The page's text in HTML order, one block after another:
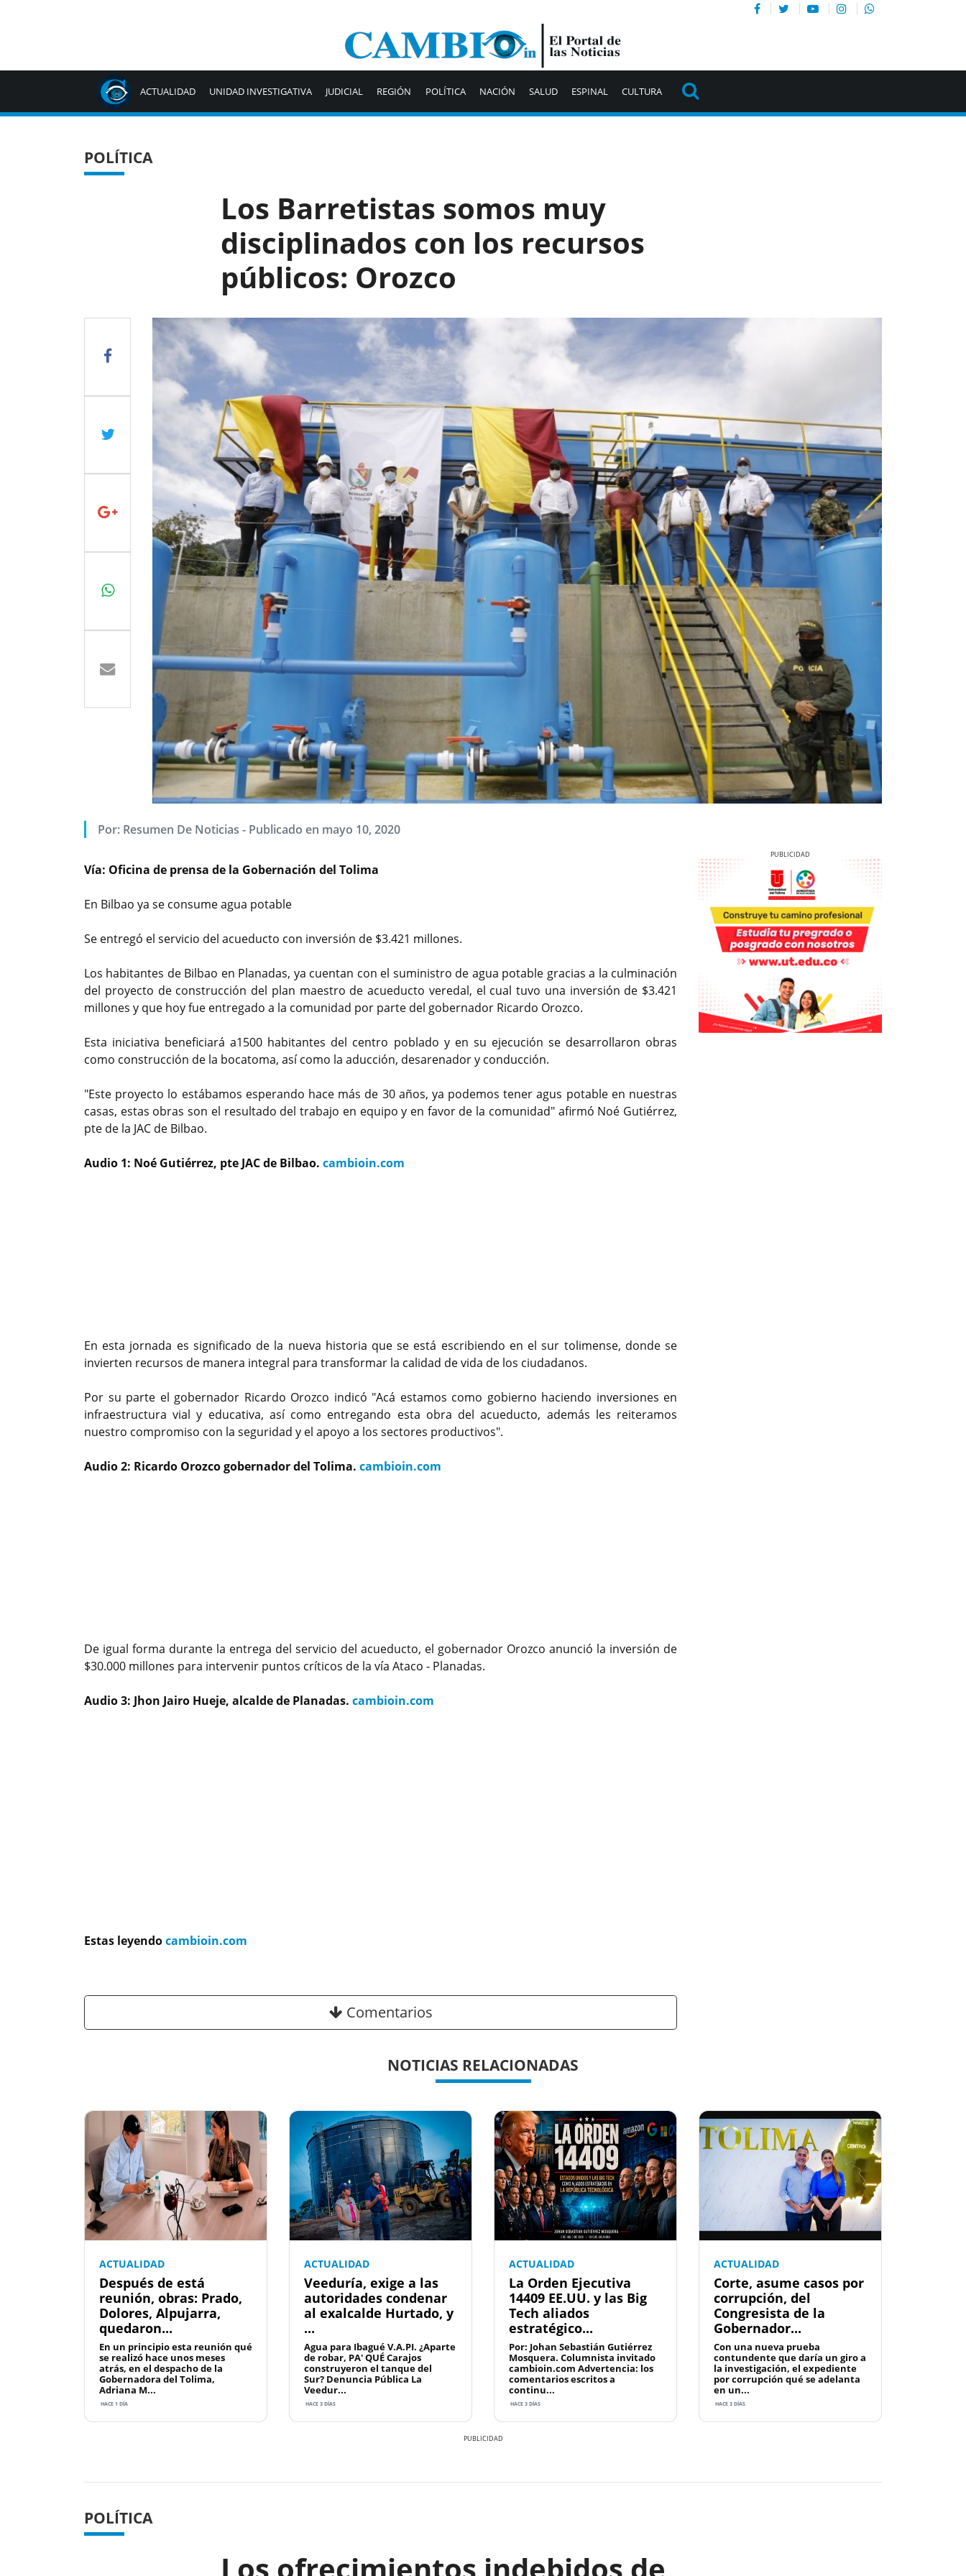
ACTUALIDAD UNIDAD INVESTIGATIVA JUDICIAL REGIÓN POLÍTICA NACIÓN SALUD ESPINAL CULTURA
POLÍTICA
Los Barretistas somos muy
disciplinados con los recursos
públicos: Orozco
Por: Resumen De Noticias - Publicado en mayo 10, 2020
Vía: Oficina de prensa de la Gobernación del Tolima
En Bilbao ya se consume agua potable
Se entregó el servicio del acueducto con inversión de $3.421 millones.
Los habitantes de Bilbao en Planadas, ya cuentan con el suministro de agua potable gracias a la culminación
del proyecto de construcción del plan maestro de acueducto veredal, el cual tuvo una inversión de $3.421
millones y que hoy fue entregado a la comunidad por parte del gobernador Ricardo Orozco.
Esta iniciativa beneficiará a1500 habitantes del centro poblado y en su ejecución se desarrollaron obras
como construcción de la bocatoma, así como la aducción, desarenador y conducción.
"Este proyecto lo estábamos esperando hace más de 30 años, ya podemos tener agus potable en nuestras
casas, estas obras son el resultado del trabajo en equipo y en favor de la comunidad" afirmó Noé Gutiérrez,
pte de la JAC de Bilbao.
Audio 1: Noé Gutiérrez, pte JAC de Bilbao. cambioin.com
En esta jornada es significado de la nueva historia que se está escribiendo en el sur tolimense, donde se
invierten recursos de manera integral para transformar la calidad de vida de los ciudadanos.
Por su parte el gobernador Ricardo Orozco indicó "Acá estamos como gobierno haciendo inversiones en
infraestructura vial y educativa, así como entregando esta obra del acueducto, además les reiteramos
nuestro compromiso con la seguridad y el apoyo a los sectores productivos".
Audio 2: Ricardo Orozco gobernador del Tolima. cambioin.com
De igual forma durante la entrega del servicio del acueducto, el gobernador Orozco anunció la inversión de
$30.000 millones para intervenir puntos críticos de la vía Ataco - Planadas.
Audio 3: Jhon Jairo Hueje, alcalde de Planadas. cambioin.com
Estas leyendocambioin.com
Comentarios
Previous
NOTICIAS RELACIONADAS
ACTUALIDAD
Después de está
reunión, obras: Prado,
Dolores, Alpujarra,
quedaron...
En un principio esta reunión qué
se realizó hace unos meses
atrás, en el despacho de la
Gobernadora del Tolima,
Adriana M...
HACE 1 DÍA
ACTUALIDAD
Veeduría, exige a las
autoridades condenar
al exalcalde Hurtado, y
...
Agua para Ibagué V.A.PI. ¿Aparte
de robar, PA' QUÉ Carajos
construyeron el tanque del
Sur? Denuncia Pública La
Veedur...
HACE 3 DÍAS
ACTUALIDAD
La Orden Ejecutiva
14409 EE.UU. y las Big
Tech aliados
estratégico...
Por: Johan Sebastián Gutiérrez
Mosquera. Columnista invitado
cambioin.com Advertencia: los
comentarios escritos a
continu...
HACE 3 DÍAS
ACTUALIDAD
Corte, asume casos por
corrupción, del
Congresista de la
Gobernador...
Con una nueva prueba
contundente que daría un giro a
la investigación, el expediente
por corrupción qué se adelanta
en un...
HACE 3 DÍAS
POLÍTICA